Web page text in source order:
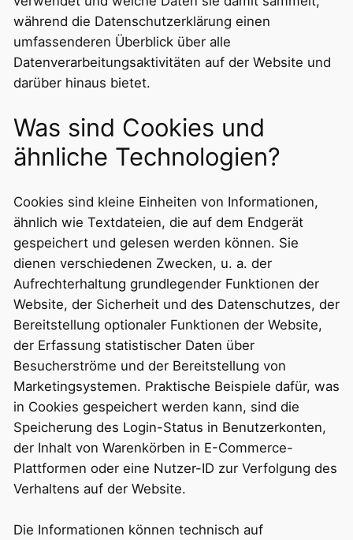
während die Datenschutzerklärung einen
umfassenderen Überblick über alle
Datenverarbeitungsaktivitäten auf der Website und
darüber hinaus bietet.
Was sind Cookies und
ähnliche Technologien?
Cookies sind kleine Einheiten von Informationen,
ähnlich wie Textdateien, die auf dem Endgerät
gespeichert und gelesen werden können. Sie
dienen verschiedenen Zwecken, u. a. der
Aufrechterhaltung grundlegender Funktionen der
Website, der Sicherheit und des Datenschutzes, der
Bereitstellung optionaler Funktionen der Website,
der Erfassung statistischer Daten über
Besucherströme und der Bereitstellung von
Marketingsystemen. Praktische Beispiele dafür, was
in Cookies gespeichert werden kann, sind die
Speicherung des Login-Status in Benutzerkonten,
der Inhalt von Warenkörben in E-Commerce-
Plattformen oder eine Nutzer-ID zur Verfolgung des
Verhaltens auf der Website.
Die Informationen können technisch auf